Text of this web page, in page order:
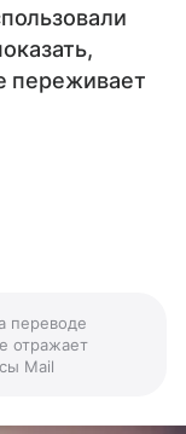
переживает
переводе
отражает
Mail